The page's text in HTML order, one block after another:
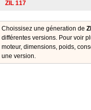
Choissisez une géneration de
différentes versions. Pour voir
moteur, dimensions, poids,
une version.